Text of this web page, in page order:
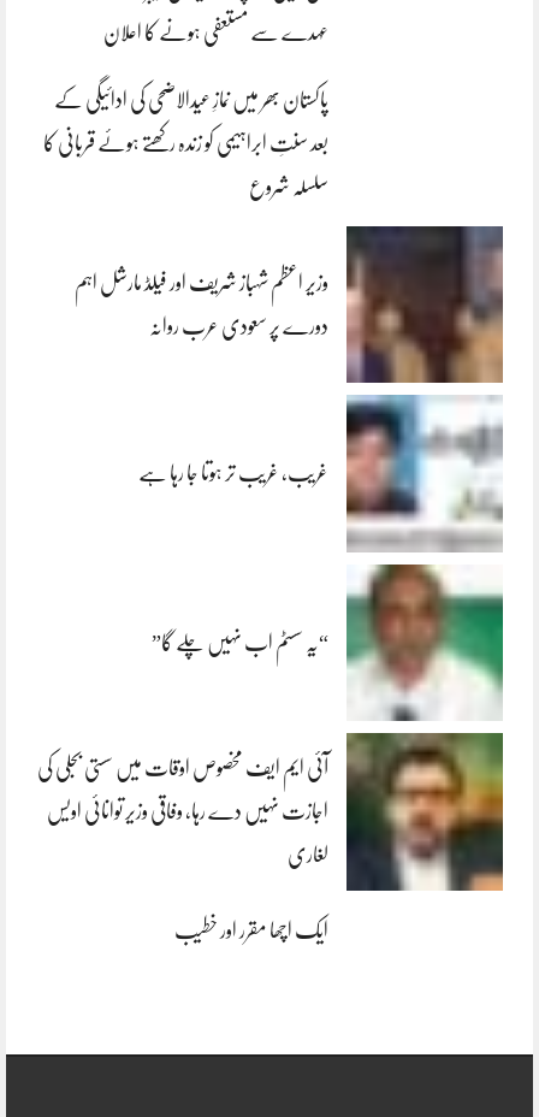
عہدے سے مستعفی ہونے کا اعلان
پاکستان بھر میں نمازِ عیدالاضحی کی ادائیگی کے
بعد سنتِ ابراہیمی کو زندہ رکھتے ہوئے قربانی کا
سلسلہ شروع
وزیر اعظم شہباز شریف اور فیلڈ مارشل اہم
دورے پر سعودی عرب روانہ
غریب، غریب تر ہوتا جا رہا ہے
“یہ سسٹم اب نہیں چلے گا”
آئی ایم ایف مخصوص اوقات میں سستی بجلی کی
اجازت نہیں دے رہا، وفاقی وزیر توانائی اویس
لغاری
ایک اچھا مقرر اور خطیب